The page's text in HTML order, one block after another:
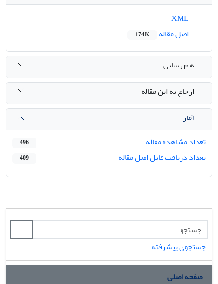
اصل مقاله
174 K
هم رسانی
ارجاع به این مقاله
آمار
تعداد مشاهده مقاله
496
تعداد دریافت فایل اصل مقاله 409
جستجوی پیشرفته
صفحه اصلی